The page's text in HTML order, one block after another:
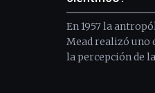
En 1957 la
Mead realizó uno
la percepción de